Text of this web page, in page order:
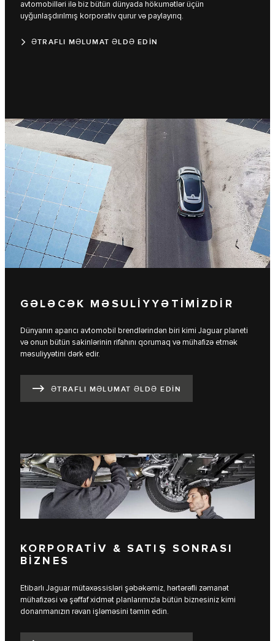
avtomobilləri ilə biz bütün dünyada hökumətlər üçün
uyğunlaşdırılmış korporativ qurur və paylayırıq.
ƏTRAFLI MƏLUMAT ƏLDƏ EDİN
GƏLƏCƏK MƏSULİYYƏTİMİZDİR
Dünyanın aparıcı avtomobil brendlərindən biri kimi Jaguar planeti
və onun bütün sakinlərinin rifahını qorumaq və mühafizə etmək
məsuliyyətini dərk edir.
ƏTRAFLI MƏLUMAT ƏLDƏ EDIN
KORPORATİV & SATIŞ SONRASI
BİZNES
Etibarlı Jaguar mütəxəssisləri şəbəkəmiz, hərtərəfli zəmanət
mühafizəsi və şəffaf xidmət planlarımızla bütün biznesiniz kimi
donanmanızın rəvan işləməsini təmin edin.